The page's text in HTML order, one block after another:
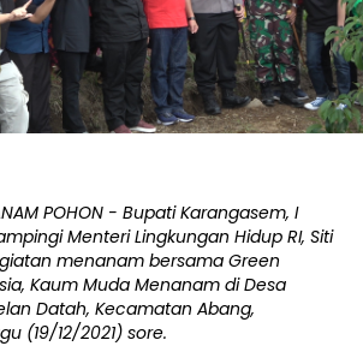
POHON - Bupati Karangasem, I
Menteri Lingkungan Hidup RI, Siti
menanam bersama Green
Kaum Muda Menanam di Desa
Datah, Kecamatan Abang,
(19/12/2021) sore.